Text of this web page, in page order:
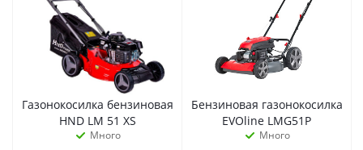
Газонокосилка бензиновая
HND LM 51 XS
Много
Бензиновая газонокосилка
EVOline LMG51P
Много